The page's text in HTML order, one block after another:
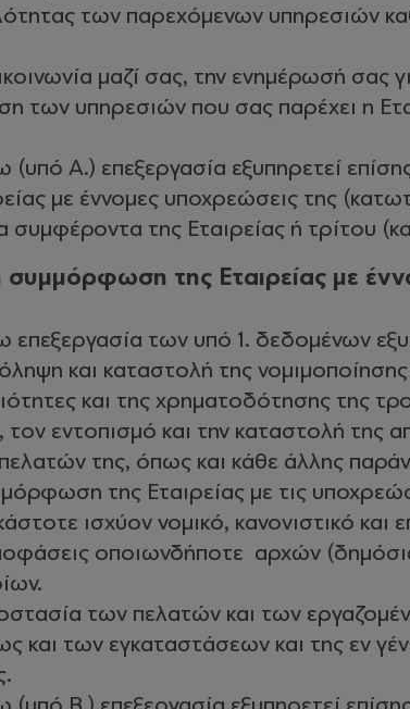
των παρεχόμενων υπηρεσιών
μαζί σας, την ενημέρωσή σας
των υπηρεσιών που σας παρέχει η
(υπό Α.) επεξεργασία εξυπηρετεί
με έννομες υποχρεώσεις της
συμφέροντα της Εταιρείας ή τρίτου
συμμόρφωση της Εταιρείας με
επεξεργασία των υπό 1. δεδομένων
και καταστολή της
και της χρηματοδότησης της
εντοπισμό και την καταστολή της
της, όπως και κάθε άλλης
της Εταιρείας με τις
ισχύον νομικό, κανονιστικό και
οποιωνδήποτε αρχών
των πελατών και των
και των εγκαταστάσεων και της εν